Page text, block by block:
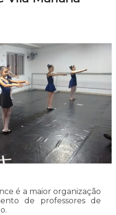
é a maior organização
de professores de